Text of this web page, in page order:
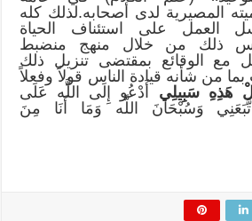
المصيرية لدى أصحابه.لذلك كله
العمل على استئناف الحياة
ذلك من خلال منهج منضبط
مع الوقائع بمقتضى تنزيل ذلك
من شأنه قيادة الناس قولاً وفعلاً
هَذِهِ سَبِيلِي أَدْعُو إِلَى اللَّه عَلَى
وَسُبْحَانَ اللَّه وَمَا أَنَا مِنَ